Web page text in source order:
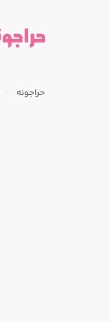
حراجونه